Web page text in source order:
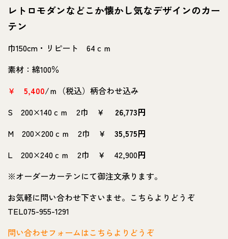
レトロモダンなどこか懐かし気なデザインのカー
テン
巾150cm・リピート 64ｃｍ
素材：綿100％
￥ 5,400/ｍ（税込）柄合わせ込み
S 200×140ｃｍ 2巾 ￥
26,773円
M 200×200ｃｍ 2巾 ￥ 35,575円
L 200×240ｃｍ 2巾 ￥ 42,900円
※オーダーカーテンにて御注文承ります。
お気軽に問い合わせ下さいませ。こちらよりどうぞ
TEL075-955-1291
問い合わせフォームはこちらよりどうぞ